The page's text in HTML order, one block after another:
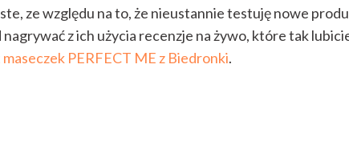
ze względu na to, że nieustannie testuję nowe
nagrywać z ich użycia recenzje na żywo, które tak
PERFECT ME z Biedronki.